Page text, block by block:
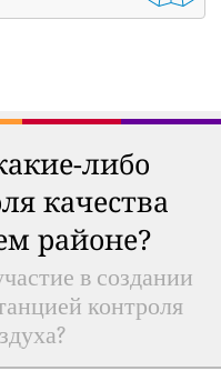
либо
качества
районе?
в создании
контроля